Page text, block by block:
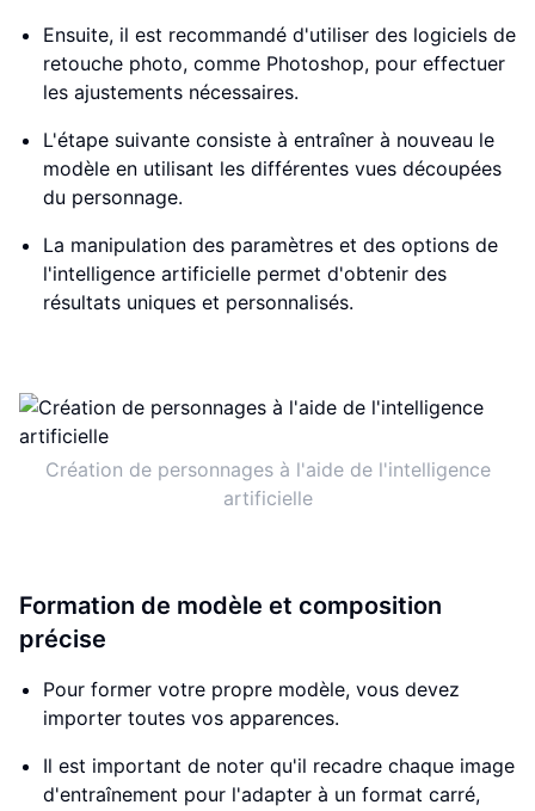
Ensuite, il est recommandé d'utiliser des logiciels de
retouche photo, comme Photoshop, pour effectuer
les ajustements nécessaires.
L'étape suivante consiste à entraîner à nouveau le
modèle en utilisant les différentes vues découpées
du personnage.
La manipulation des paramètres et des options de
l'intelligence artificielle permet d'obtenir des
résultats uniques et personnalisés.
Création de personnages à l'aide de l'intelligence
artificielle
Formation de modèle et composition
précise
Pour former votre propre modèle, vous devez
importer toutes vos apparences.
Il est important de noter qu'il recadre chaque image
d'entraînement pour l'adapter à un format carré,